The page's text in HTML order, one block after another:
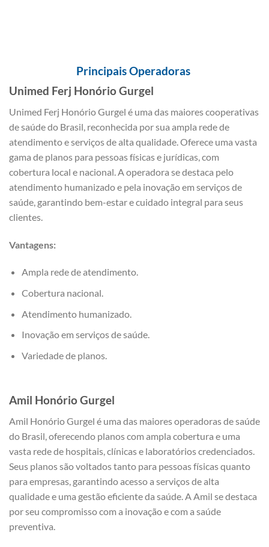
Principais Operadoras
Unimed Ferj Honório Gurgel
Unimed Ferj Honório Gurgel é uma das maiores cooperativas
de saúde do Brasil, reconhecida por sua ampla rede de
atendimento e serviços de alta qualidade. Oferece uma vasta
gama de planos para pessoas físicas e jurídicas, com
cobertura local e nacional. A operadora se destaca pelo
atendimento humanizado e pela inovação em serviços de
saúde, garantindo bem-estar e cuidado integral para seus
clientes.
Vantagens:
Ampla rede de atendimento.
Cobertura nacional.
Atendimento humanizado.
Inovação em serviços de saúde.
Variedade de planos.
Amil Honório Gurgel
Amil Honório Gurgel é uma das maiores operadoras de saúde
do Brasil, oferecendo planos com ampla cobertura e uma
vasta rede de hospitais, clínicas e laboratórios credenciados.
Seus planos são voltados tanto para pessoas físicas quanto
para empresas, garantindo acesso a serviços de alta
qualidade e uma gestão eficiente da saúde. A Amil se destaca
por seu compromisso com a inovação e com a saúde
preventiva.